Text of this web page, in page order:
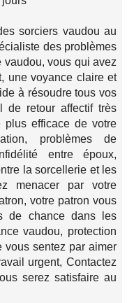
sorciers vaudou au
des problèmes
vaudou, vous qui avez
une voyance claire et
à résoudre tous vos
de retour affectif très
plus efficace de votre
problèmes de
entre époux,
la sorcellerie et les
menacer par votre
votre patron vous
de chance dans les
vaudou, protection
vous sentez par aimer
urgent, Contactez
serez satisfaire au